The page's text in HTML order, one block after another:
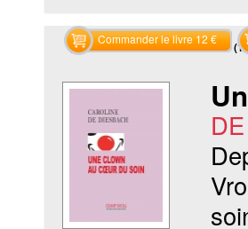
Commander le livre 12 €
Recherche sur les mots clés (1